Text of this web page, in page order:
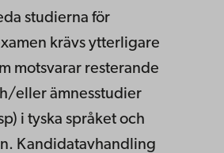
studierna för
krävs ytterligare
motsvarar resterande
eller ämnesstudier
i tyska språket och
Kandidatavhandling